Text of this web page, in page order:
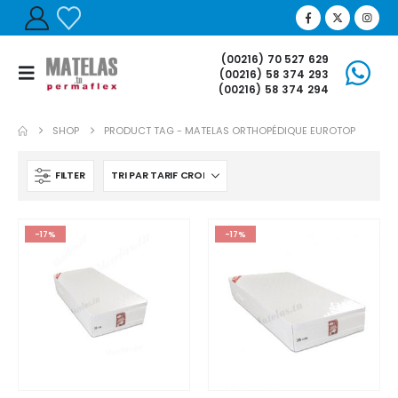
(00216) 70 527 629
(00216) 58 374 293
(00216) 58 374 294
SHOP PRODUCT TAG - MATELAS ORTHOPÉDIQUE EUROTOP
FILTER
-17% -17%